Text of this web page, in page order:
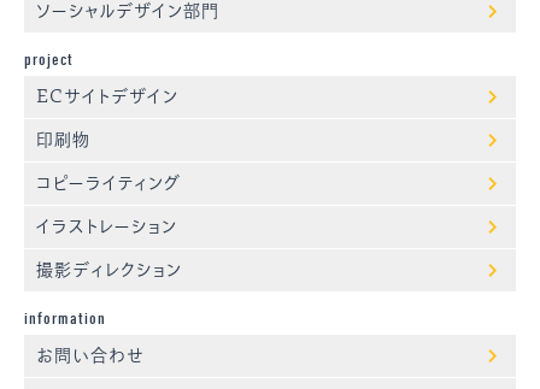
ソーシャルデザイン部門
project
ECサイトデザイン
印刷物
コピーライティング
イラストレーション
撮影ディレクション
information
お問い合わせ